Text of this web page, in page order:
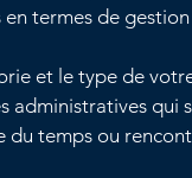
termes de
et le type de
administratives qui
du temps ou